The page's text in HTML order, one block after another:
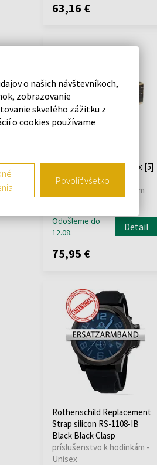
63,16 €
Rothenschild Watch Box [5]
Ginko RS-2320-5G
príslušenstvo k hodinkám
Odošleme do
12.08.
Detail
75,95 €
Rothenschild Replacement
Strap silicon RS-1108-IB
Black Black Clasp
príslušenstvo k hodinkám -
Unisex
o našich návštevníkoch,
zobrazovanie
skvelého zážitku z
o cookies používame
Povoliť všetko